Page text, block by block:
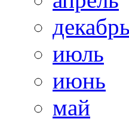
декабрь
июль
июнь
май